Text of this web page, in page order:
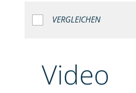
VERGLEICHEN
Video